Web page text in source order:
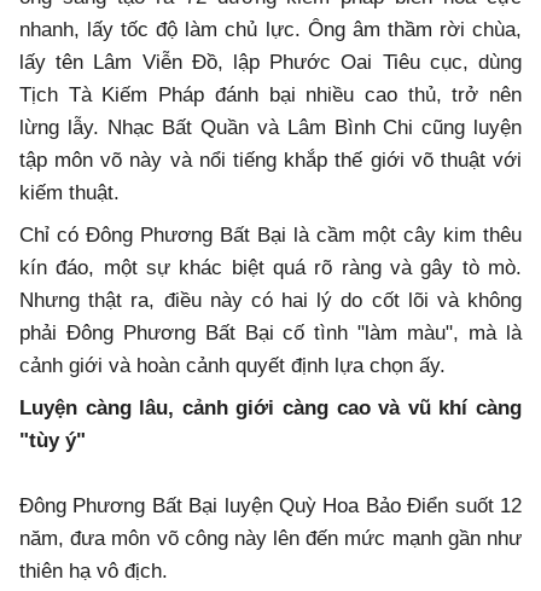
nhanh, lấy tốc độ làm chủ lực. Ông âm thầm rời chùa,
lấy tên Lâm Viễn Đồ, lập Phước Oai Tiêu cục, dùng
Tịch Tà Kiếm Pháp đánh bại nhiều cao thủ, trở nên
lừng lẫy. Nhạc Bất Quần và Lâm Bình Chi cũng luyện
tập môn võ này và nổi tiếng khắp thế giới võ thuật với
kiếm thuật.
Chỉ có Đông Phương Bất Bại là cầm một cây kim thêu
kín đáo, một sự khác biệt quá rõ ràng và gây tò mò.
Nhưng thật ra, điều này có hai lý do cốt lõi và không
phải Đông Phương Bất Bại cố tình "làm màu", mà là
cảnh giới và hoàn cảnh quyết định lựa chọn ấy.
Luyện càng lâu, cảnh giới càng cao và vũ khí càng
"tùy ý"
Đông Phương Bất Bại luyện Quỳ Hoa Bảo Điển suốt 12
năm, đưa môn võ công này lên đến mức mạnh gần như
thiên hạ vô địch.